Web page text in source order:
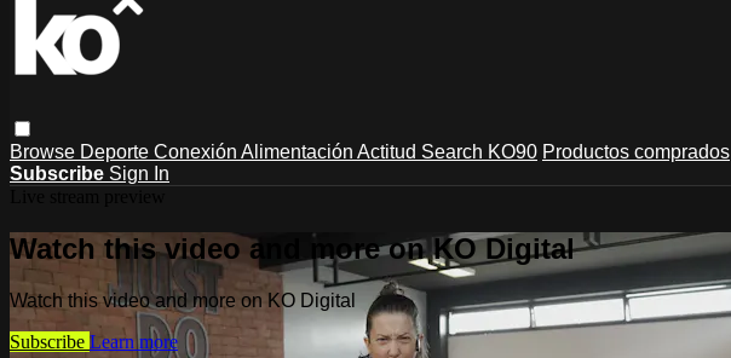
Browse Deporte Conexión Alimentación Actitud Search KO90 Productos comprados
Subscribe Sign In
Watch this video and more on KO Digital
Watch this video and more on KO Digital
Subscribe Learn more